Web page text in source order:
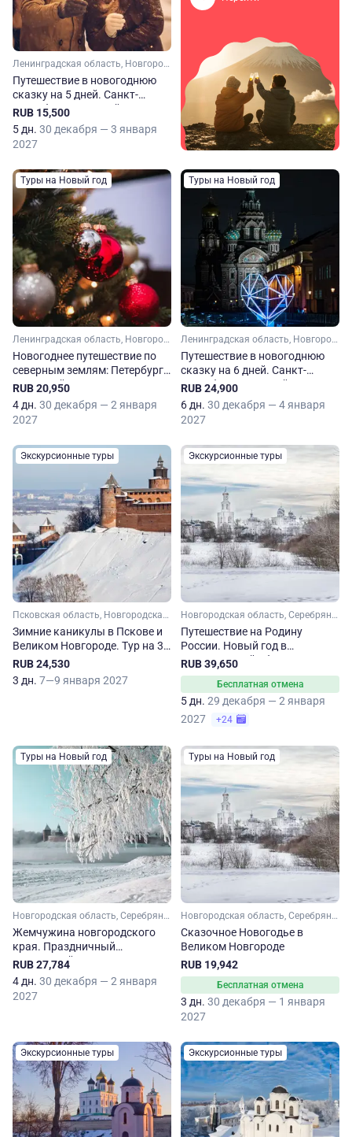
Ленинградская область, Новгородская область
Путешествие в новогоднюю
сказку на 5 дней. Санкт-
Петербург и Великий
Новгород
RUB 15,500
5 дн. 30 декабря — 3 января
2027
Туры на Новый год
Ленинградская область, Новгородская область, Серебряное кольцо
Новогоднее путешествие по
северным землям: Петербург
и Великий Новгород
RUB 20,950
4 дн. 30 декабря — 2 января
2027
Туры на Новый год
Ленинградская область, Новгородская область, Серебряное кольцо
Путешествие в новогоднюю
сказку на 6 дней. Санкт-
Петербург и Великий
Новгород
RUB 24,900
6 дн. 30 декабря — 4 января
2027
Экскурсионные туры
Псковская область, Новгородская область, Серебряное кольцо
Зимние каникулы в Пскове и
Великом Новгороде. Тур на 3
дня
RUB 24,530
3 дн. 7—9 января 2027
Экскурсионные туры
Новгородская область, Серебряное кольцо
Путешествие на Родину
России. Новый год в
Новгородской области
RUB 39,650
Бесплатная отмена
5 дн. 29 декабря — 2 января
2027
+24
Туры на Новый год
Новгородская область, Серебряное кольцо
Жемчужина новгородского
края. Праздничный
новогодний тур
RUB 27,784
4 дн. 30 декабря — 2 января
2027
Туры на Новый год
Новгородская область, Серебряное кольцо
Сказочное Новогодье в
Великом Новгороде
RUB 19,942
Бесплатная отмена
3 дн. 30 декабря — 1 января
2027
Экскурсионные туры Экскурсионные туры